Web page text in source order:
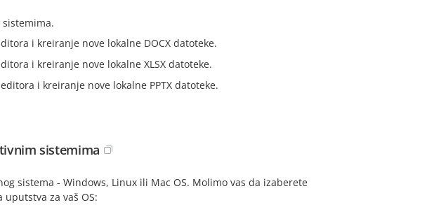
i kreiranje nove lokalne DOCX datoteke.
i kreiranje nove lokalne XLSX datoteke.
i kreiranje nove lokalne PPTX datoteke.
sistemima
sistema - Windows, Linux ili Mac OS. Molimo vas da izaberete
za vaš OS: